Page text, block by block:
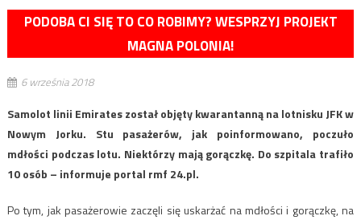
PODOBA CI SIĘ TO CO ROBIMY? WESPRZYJ PROJEKT
MAGNA POLONIA!
6 września 2018
Samolot linii Emirates został objęty kwarantanną na lotnisku JFK w
Nowym Jorku. Stu pasażerów, jak poinformowano, poczuło
mdłości podczas lotu. Niektórzy mają gorączkę. Do szpitala trafiło
10 osób – informuje portal rmf 24.pl.
Po tym, jak pasażerowie zaczęli się uskarżać na mdłości i gorączkę, na